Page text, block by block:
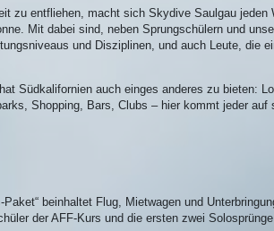
zu entfliehen, macht sich Skydive Saulgau jeden
Mit dabei sind, neben Sprungschülern und
und Disziplinen, und auch Leute, die
Südkalifornien auch einges anderes zu bieten:
Shopping, Bars, Clubs – hier kommt jeder auf
Paket“ beinhaltet Flug, Mietwagen und
der AFF-Kurs und die ersten zwei